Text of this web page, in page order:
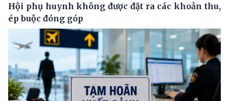
Hội phụ huynh không được đặt ra các khoản thu,
ép buộc đóng góp